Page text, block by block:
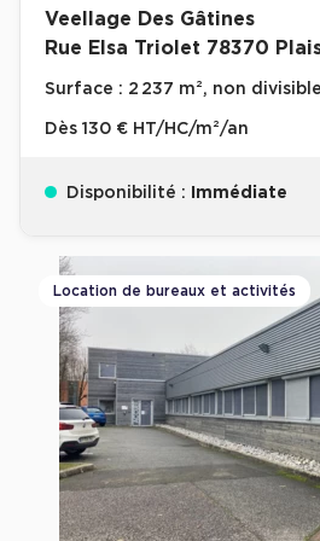
Achat de Bureaux à Rennes
Bureaux certifiés - Environnement
Location bureaux Bellecour -
Haussmanniens
Location d'Entrepôts / Activités
Location d'Entrepôts / Activités
Location d'Entrepôts / Activités
Veellage Des Gâtines
Rue Elsa Triolet 78370
Surface : 2 237 m², non
Dès 130 € HT/HC/m²/an
Disponibilité : Immédiate
Location de bureaux et activités